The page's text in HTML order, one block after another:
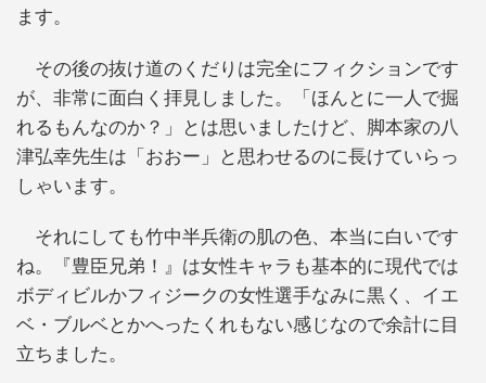
ます。
その後の抜け道のくだりは完全にフィクションです
が、非常に面白く拝見しました。「ほんとに一人で掘
れるもんなのか？」とは思いましたけど、脚本家の八
津弘幸先生は「おおー」と思わせるのに長けていらっ
しゃいます。
それにしても竹中半兵衛の肌の色、本当に白いです
ね。『豊臣兄弟！』は女性キャラも基本的に現代では
ボディビルかフィジークの女性選手なみに黒く、イエ
ベ・ブルベとかへったくれもない感じなので余計に目
立ちました。